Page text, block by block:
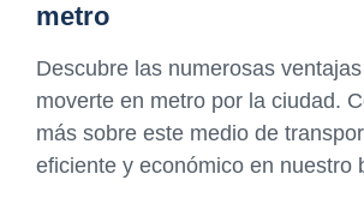
metro
Descubre las numerosas
moverte en metro por la ciudad.
más sobre este medio de
eficiente y económico en nuestro